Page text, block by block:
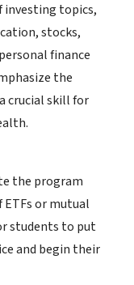
investing topics,
stocks,
finance
the
crucial skill for
the program
or mutual
students to put
and begin their